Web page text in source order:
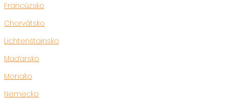
Francúzsko
Chorvátsko
Lichtenštajnsko
Maďarsko
Monako
Nemecko